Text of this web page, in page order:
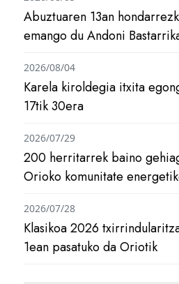
Abuztuaren 13an
emango du Andoni
Karela kiroldegia itxita
17tik 30era
2026/08/04
200 herritarrek baino
Orioko komunitate
2026/07/29
Klasikoa 2026
1ean pasatuko da Oriotik
2026/07/28